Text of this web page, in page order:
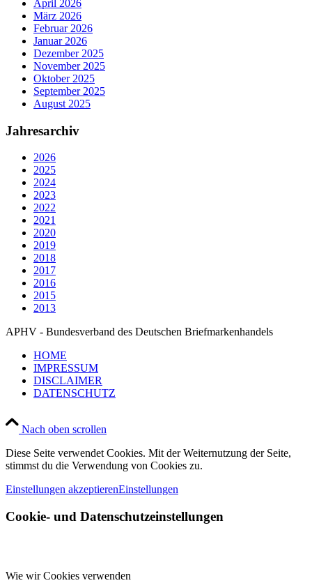
April 2026
März 2026
Februar 2026
Januar 2026
Dezember 2025
November 2025
Oktober 2025
September 2025
August 2025
Jahresarchiv
2026
2025
2024
2023
2022
2021
2020
2019
2018
2017
2016
2015
2013
APHV - Bundesverband des Deutschen Briefmarkenhandels
HOME
IMPRESSUM
DISCLAIMER
DATENSCHUTZ
Nach oben scrollen
Diese Seite verwendet Cookies. Mit der Weiternutzung der Seite,
stimmst du die Verwendung von Cookies zu.
Einstellungen akzeptierenEinstellungen
Cookie- und Datenschutzeinstellungen
Wie wir Cookies verwenden